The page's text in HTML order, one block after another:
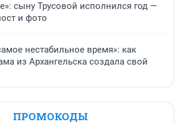
сыну Трусовой исполнился год —
и фото
нестабильное время»: как
из Архангельска создала свой
ПРОМОКОДЫ